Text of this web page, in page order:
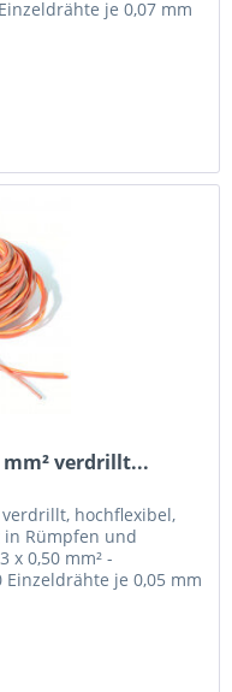
je 0,07 mm
mm² verdrillt...
verdrillt, hochflexibel,
Rümpfen und
x 0,50 mm² -
je 0,05 mm